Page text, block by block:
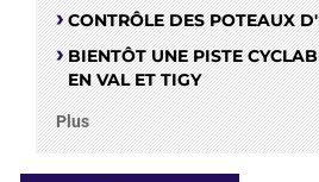
CONTRÔLE DES POTEAUX
BIENTÔT UNE PISTE
EN VAL ET TIGY
Plus